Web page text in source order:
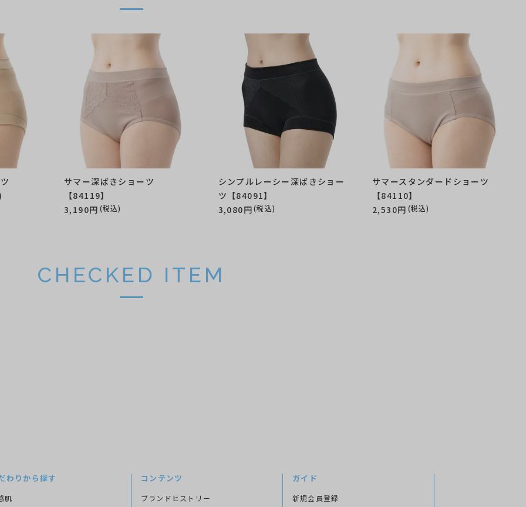
サマー深ばきショーツ
【84119】
3,190円 (税込)
シンプルレーシー深ばきショー
ツ【84091】
3,080円(税込)
サマースタンダードショーツ
【84110】
2,530円 (税込)
CHECKED ITEM
わりから探す
肌
コンテンツ
ブランドヒストリー
ガイド
新規会員登録